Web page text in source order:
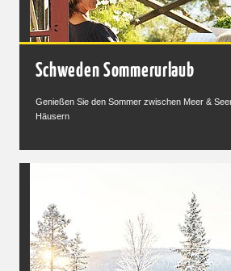
Schweden Sommerurlaub
Genießen Sie den Sommer zwischen Meer &
Häusern